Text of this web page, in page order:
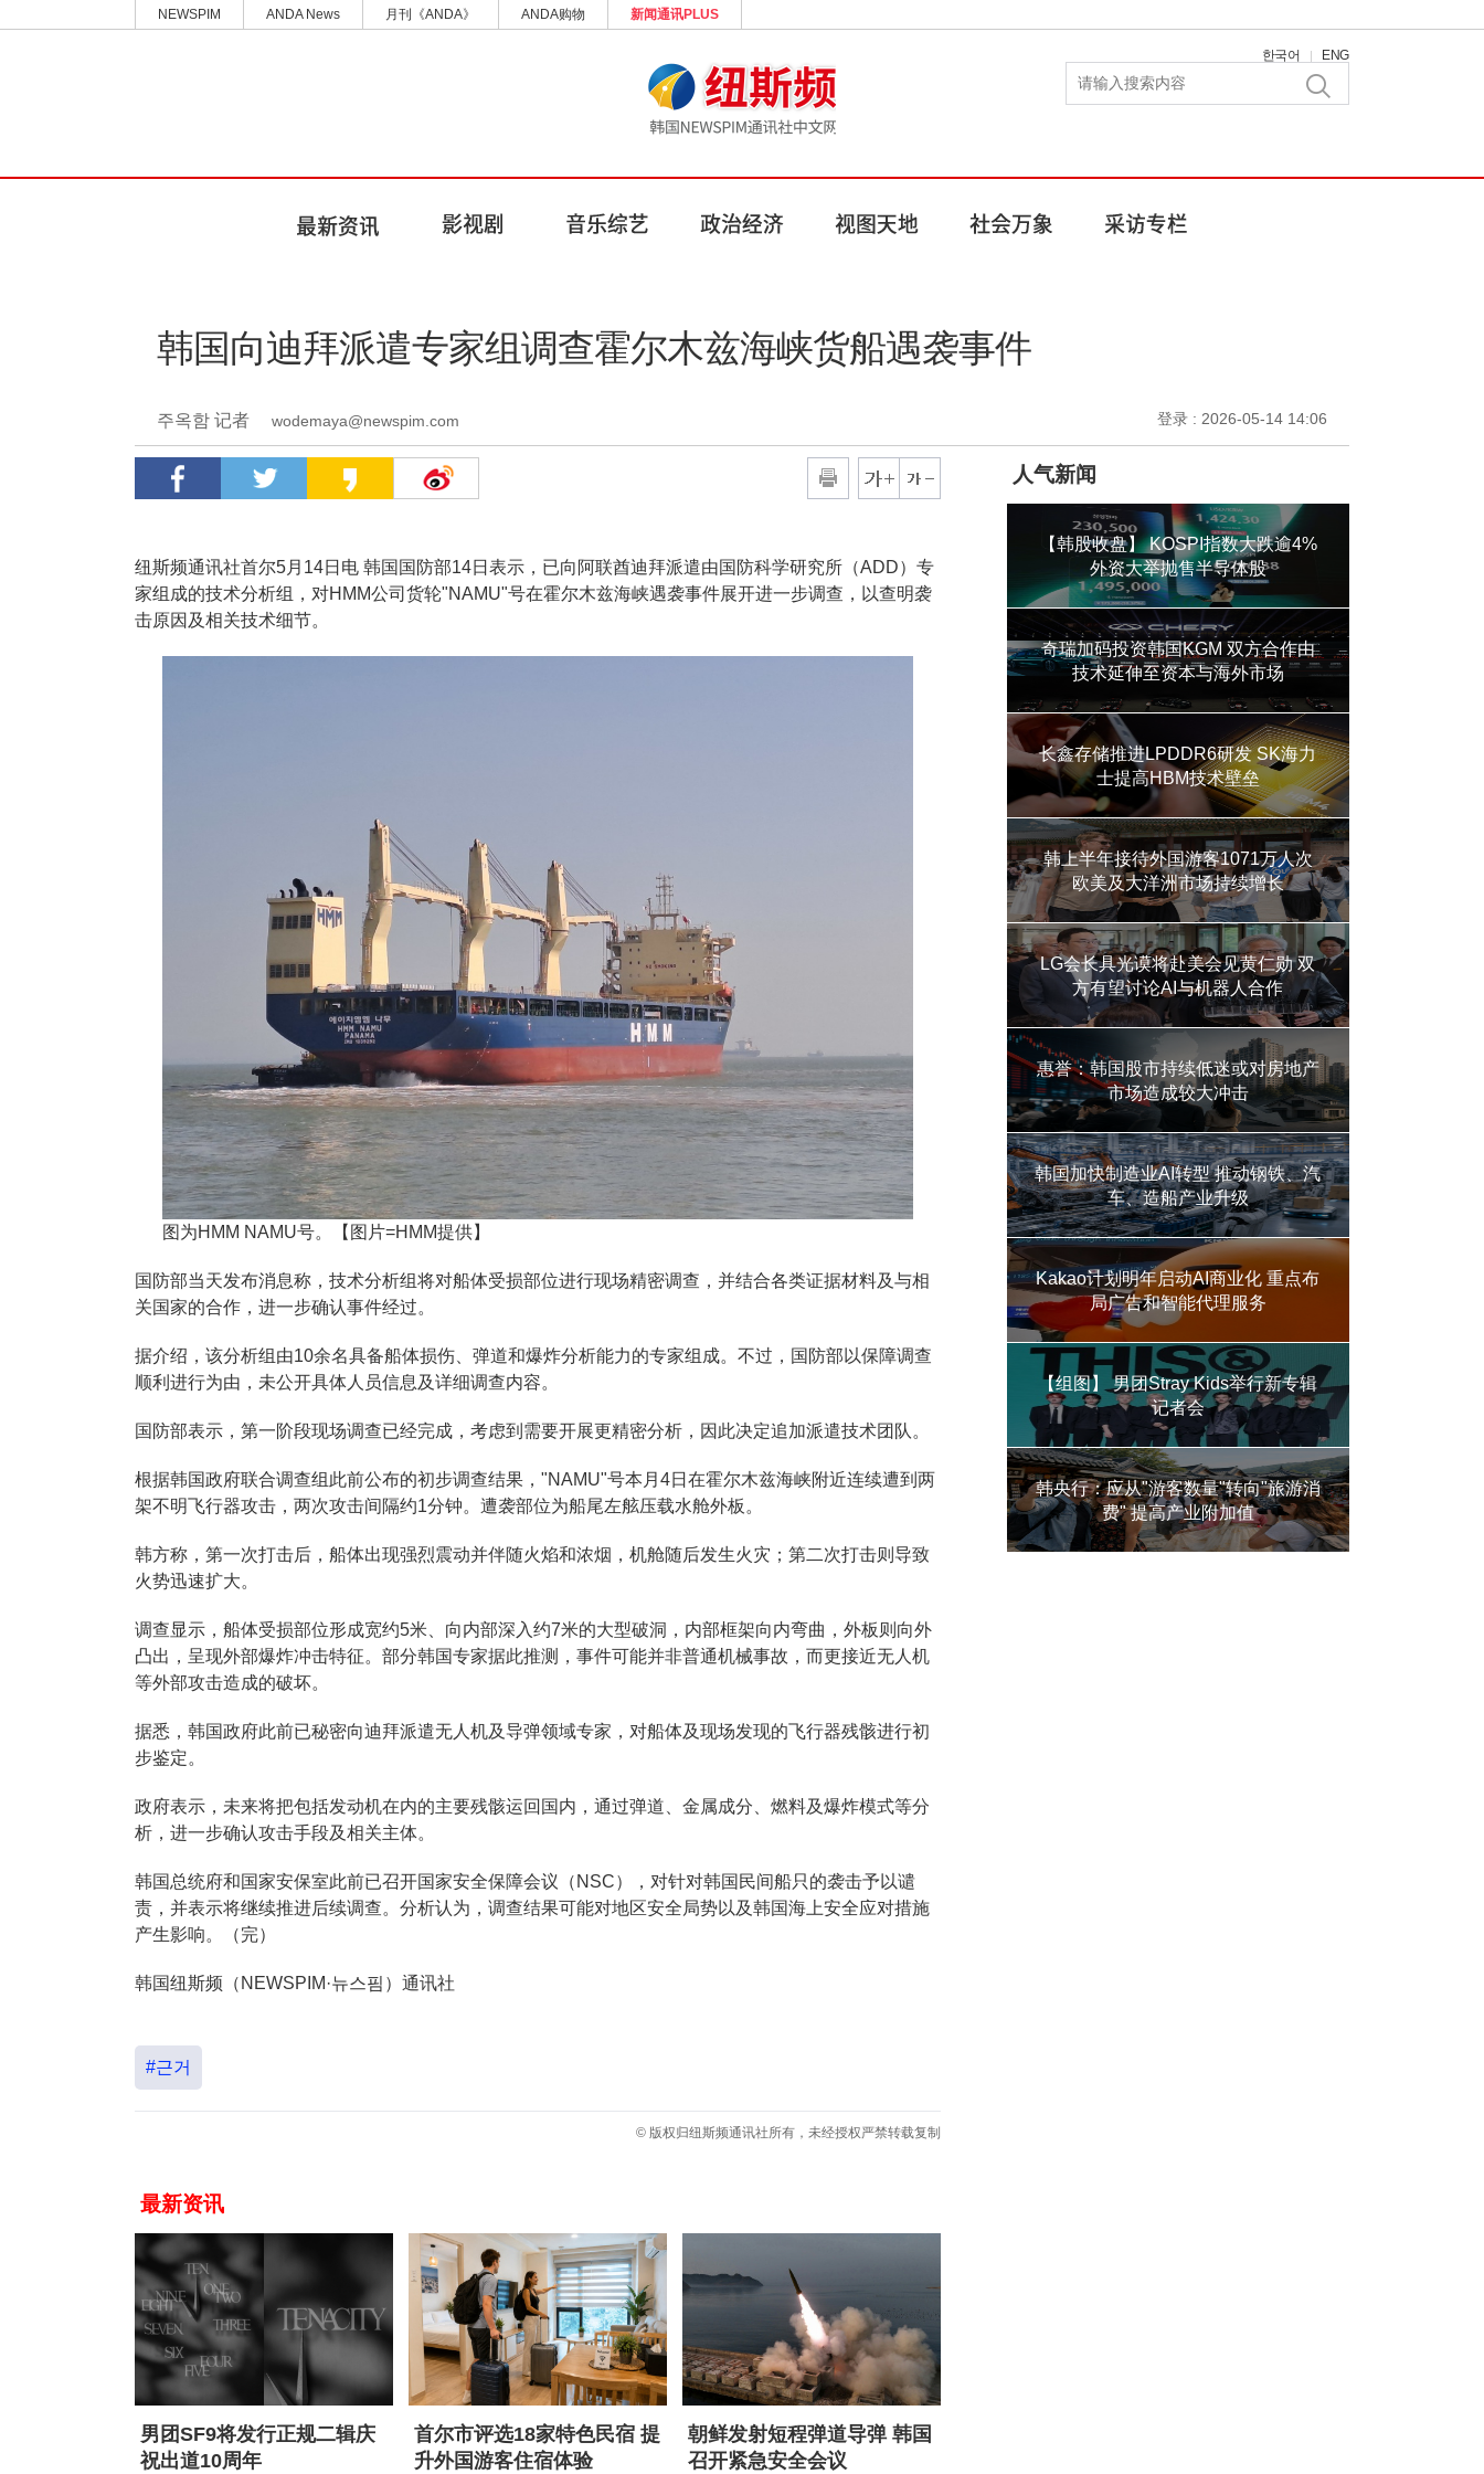
NEWSPIM ANDA News 月刊《ANDA》 ANDA购物 新闻通讯PLUS
한국어 | ENG
韩国向迪拜派遣专家组调查霍尔木兹海峡货船遇袭事件
주옥함 记者 wodemaya@newspim.com 登录 : 2026-05-14 14:06
纽斯频通讯社首尔5月14日电 韩国国防部14日表示，已向阿联酋迪拜派遣由国防科学研究所（ADD）专
家组成的技术分析组，对HMM公司货轮"NAMU"号在霍尔木兹海峡遇袭事件展开进一步调查，以查明袭
击原因及相关技术细节。
图为HMM NAMU号。【图片=HMM提供】
国防部当天发布消息称，技术分析组将对船体受损部位进行现场精密调查，并结合各类证据材料及与相
关国家的合作，进一步确认事件经过。
据介绍，该分析组由10余名具备船体损伤、弹道和爆炸分析能力的专家组成。不过，国防部以保障调查
顺利进行为由，未公开具体人员信息及详细调查内容。
国防部表示，第一阶段现场调查已经完成，考虑到需要开展更精密分析，因此决定追加派遣技术团队。
根据韩国政府联合调查组此前公布的初步调查结果，"NAMU"号本月4日在霍尔木兹海峡附近连续遭到两
架不明飞行器攻击，两次攻击间隔约1分钟。遭袭部位为船尾左舷压载水舱外板。
韩方称，第一次打击后，船体出现强烈震动并伴随火焰和浓烟，机舱随后发生火灾；第二次打击则导致
火势迅速扩大。
调查显示，船体受损部位形成宽约5米、向内部深入约7米的大型破洞，内部框架向内弯曲，外板则向外
凸出，呈现外部爆炸冲击特征。部分韩国专家据此推测，事件可能并非普通机械事故，而更接近无人机
等外部攻击造成的破坏。
据悉，韩国政府此前已秘密向迪拜派遣无人机及导弹领域专家，对船体及现场发现的飞行器残骸进行初
步鉴定。
政府表示，未来将把包括发动机在内的主要残骸运回国内，通过弹道、金属成分、燃料及爆炸模式等分
析，进一步确认攻击手段及相关主体。
韩国总统府和国家安保室此前已召开国家安全保障会议（NSC），对针对韩国民间船只的袭击予以谴
责，并表示将继续推进后续调查。分析认为，调查结果可能对地区安全局势以及韩国海上安全应对措施
产生影响。（完）
韩国纽斯频（NEWSPIM·뉴스핌）通讯社
#근거
© 版权归纽斯频通讯社所有，未经授权严禁转载复制
最新资讯
男团SF9将发行正规二辑庆
祝出道10周年
首尔市评选18家特色民宿 提
升外国游客住宿体验
朝鲜发射短程弹道导弹 韩国
召开紧急安全会议
人气新闻
【韩股收盘】 KOSPI指数大跌逾4%
外资大举抛售半导体股
奇瑞加码投资韩国KGM 双方合作由
技术延伸至资本与海外市场
长鑫存储推进LPDDR6研发 SK海力
士提高HBM技术壁垒
韩上半年接待外国游客1071万人次
欧美及大洋洲市场持续增长
LG会长具光谟将赴美会见黄仁勋 双
方有望讨论AI与机器人合作
惠誉：韩国股市持续低迷或对房地产
市场造成较大冲击
韩国加快制造业AI转型 推动钢铁、汽
车、造船产业升级
Kakao计划明年启动AI商业化 重点布
局广告和智能代理服务
【组图】 男团Stray Kids举行新专辑
记者会
韩央行：应从"游客数量"转向"旅游消
费" 提高产业附加值